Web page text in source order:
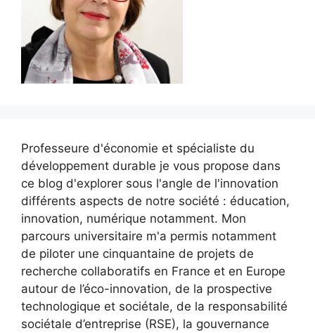
Professeure d'économie et spécialiste du
développement durable je vous propose dans
ce blog d'explorer sous l'angle de l'innovation
différents aspects de notre société : éducation,
innovation, numérique notamment. Mon
parcours universitaire m'a permis notamment
de piloter une cinquantaine de projets de
recherche collaboratifs en France et en Europe
autour de l’éco-innovation, de la prospective
technologique et sociétale, de la responsabilité
sociétale d’entreprise (RSE), la gouvernance